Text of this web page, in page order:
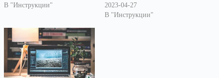
В "Инструкции"
2023-04-27
В "Инструкции"